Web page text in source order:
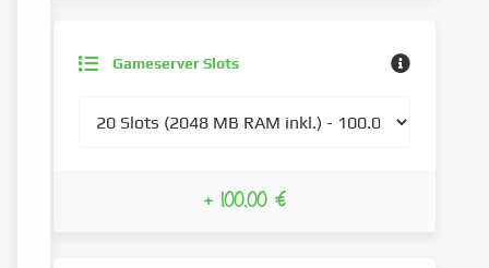
Gameserver Slots
+ 100.00 €